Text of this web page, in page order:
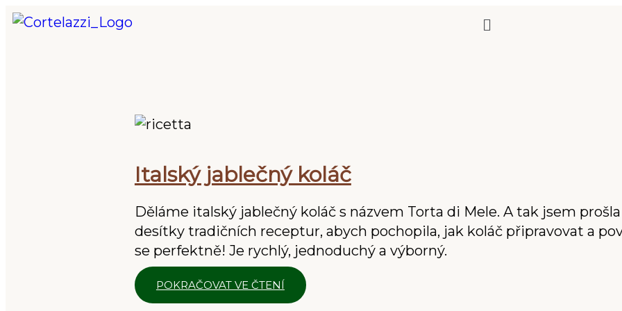
Italský jablečný koláč
Děláme italský jablečný koláč s názvem Torta di Mele. A tak jsem prošla
desítky tradičních receptur, abych pochopila, jak koláč připravovat a
se perfektně! Je rychlý, jednoduchý a výborný.
POKRAČOVAT VE ČTENÍ